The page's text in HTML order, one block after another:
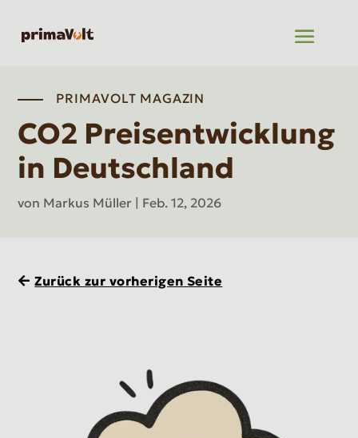
PRIMAVOLT MAGAZIN
CO2 Preisentwicklung
in Deutschland
von Markus Müller | Feb. 12, 2026
Zurück zur vorherigen Seite